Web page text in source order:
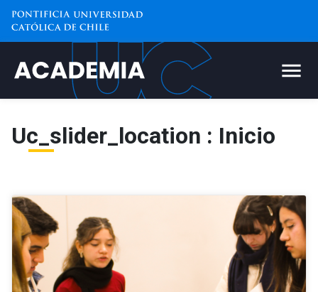
Uc_slider_location : Inicio